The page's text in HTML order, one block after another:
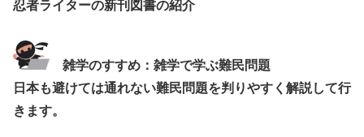
忍者ライターの新刊図書の紹介
雑学のすすめ：雑学で学ぶ難民問題
日本も避けては通れない難民問題を判りやすく解説して行
きます。